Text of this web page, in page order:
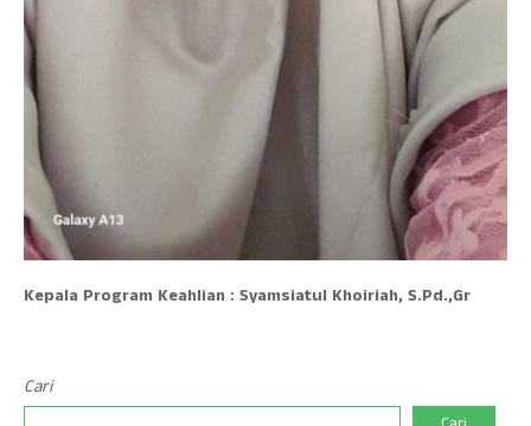
Kepala Program Keahlian : Syamsiatul Khoiriah, S.Pd.,Gr
Cari